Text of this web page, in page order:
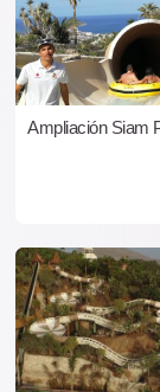
Ampliación Siam